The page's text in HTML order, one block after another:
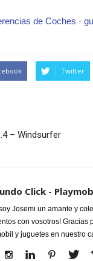
de Coches ·
Twitter
– Windsurfer
Click -
Josemi un amante y
con vosotros! Gracias
y juguetes en nuestro